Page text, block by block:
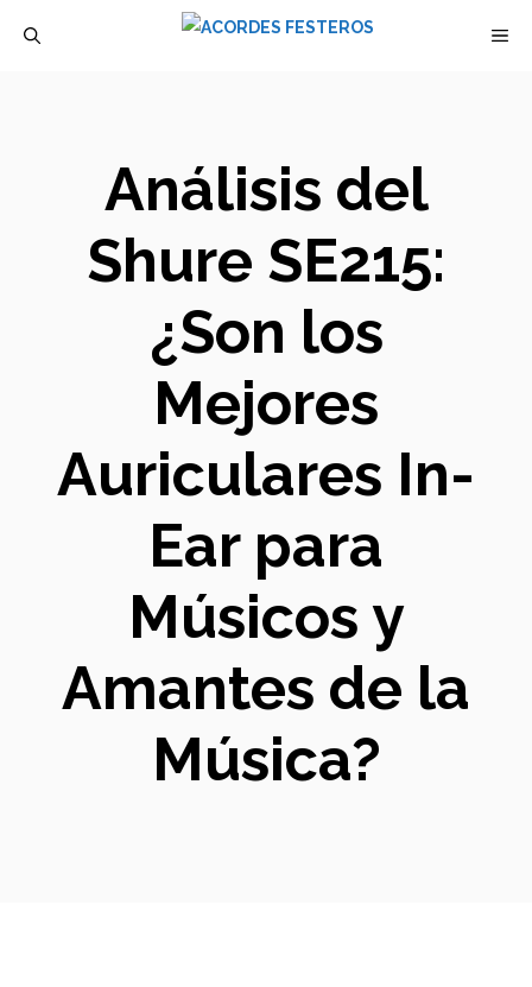
Análisis del
Shure SE215:
¿Son los
Mejores
Auriculares In-
Ear para
Músicos y
Amantes de la
Música?